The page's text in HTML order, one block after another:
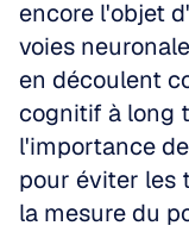
encore l'objet
voies
en découlent
cognitif à long
l'importance
pour éviter les
la mesure du